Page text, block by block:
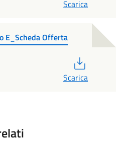
Scarica
E_Scheda Offerta
Scarica